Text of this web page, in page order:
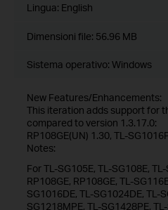
Lingua: English
Dimensioni file: 56.96 MB
Sistema operativo: Windows
New Features/Enhancements:
This iteration adds support for
compared to version 1.3.17.0:
RP108GE(UN) 1.30, TL-
Notes:
For TL-SG105E, TL-SG108E,
RP108GE, RP108GE, TL-
SG1016DE, TL-SG1024DE, TL-
SG1218MPE, TL-SG1428PE,